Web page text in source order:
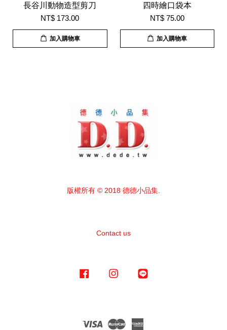
長谷川動物造型剪刀
NT$ 173.00
加入購物車
四時繪口袋本
NT$ 75.00
加入購物車
版權所有 © 2018 德德小品集.
Contact us
Facebook Instagram
Visa Master